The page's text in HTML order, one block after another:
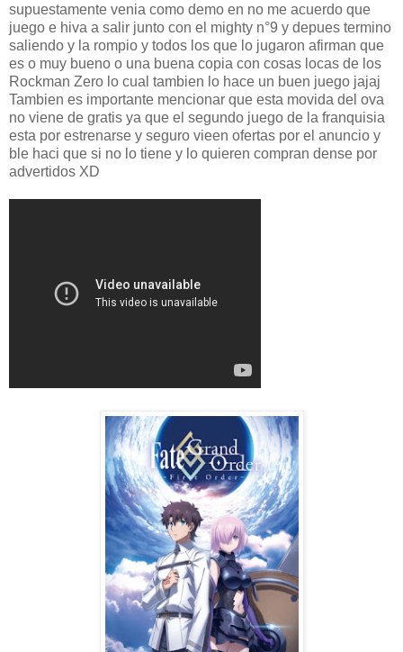
supuestamente venia como demo en no me acuerdo que
juego e hiva a salir junto con el mighty n°9 y depues termino
saliendo y la rompio y todos los que lo jugaron afirman que
es o muy bueno o una buena copia con cosas locas de los
Rockman Zero lo cual tambien lo hace un buen juego jajaj
Tambien es importante mencionar que esta movida del ova
no viene de gratis ya que el segundo juego de la franquisia
esta por estrenarse y seguro vieen ofertas por el anuncio y
ble haci que si no lo tiene y lo quieren compran dense por
advertidos XD